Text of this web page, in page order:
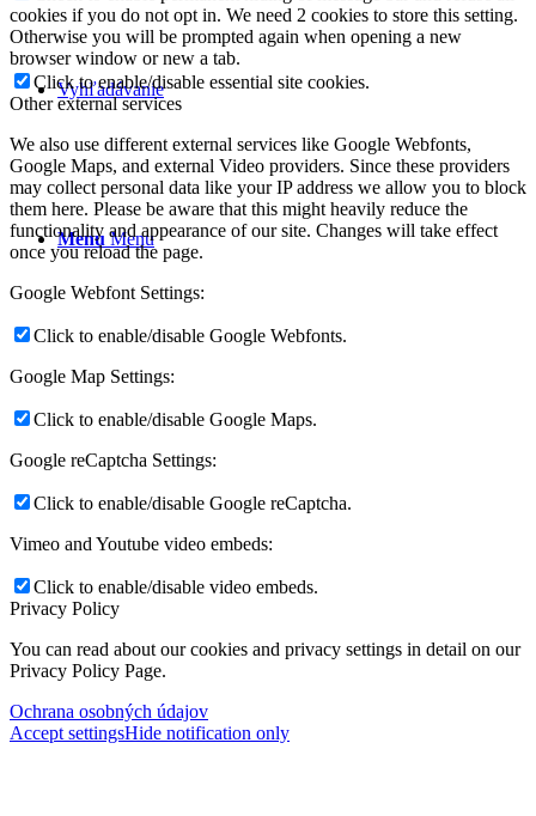
Vyhľadávanie
Menu Menu
cookies if you do not opt in. We need 2 cookies to store this setting.
Otherwise you will be prompted again when opening a new
browser window or new a tab.
Click to enable/disable essential site cookies.
Other external services
We also use different external services like Google Webfonts,
Google Maps, and external Video providers. Since these providers
may collect personal data like your IP address we allow you to block
them here. Please be aware that this might heavily reduce the
functionality and appearance of our site. Changes will take effect
once you reload the page.
Google Webfont Settings:
Click to enable/disable Google Webfonts.
Google Map Settings:
Click to enable/disable Google Maps.
Google reCaptcha Settings:
Click to enable/disable Google reCaptcha.
Vimeo and Youtube video embeds:
Click to enable/disable video embeds.
Privacy Policy
You can read about our cookies and privacy settings in detail on our
Privacy Policy Page.
Ochrana osobných údajov
Accept settingsHide notification only